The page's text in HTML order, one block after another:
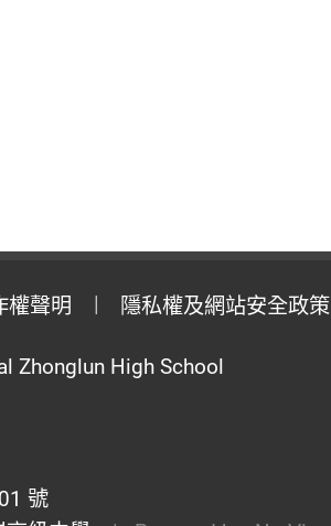
權聲明 隱私權及網站安全政策
Zhonglun High School
號